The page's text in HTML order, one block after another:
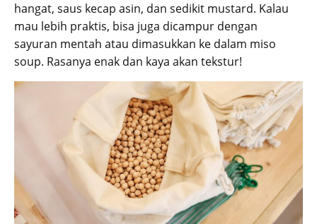
hangat, saus kecap asin, dan sedikit mustard. Kalau
mau lebih praktis, bisa juga dicampur dengan
sayuran mentah atau dimasukkan ke dalam miso
soup. Rasanya enak dan kaya akan tekstur!